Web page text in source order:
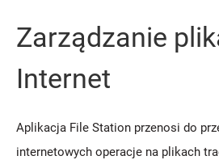
Zarządzanie
Internet
Aplikacja File Station przenosi do
internetowych operacje na plikach